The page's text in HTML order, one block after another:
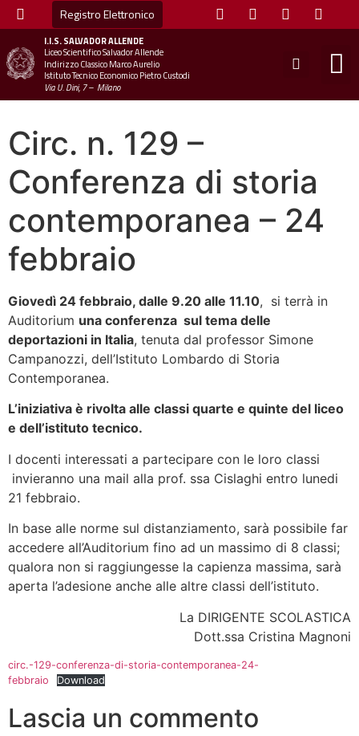
Registro Elettronico
I.I.S.SALVADOR ALLENDE
Liceo Scientifico Salvador Allende
Indirizzo Classico Marco Aurelio
Istituto Tecnico Economico Pietro Custodi
Via U. Dini, 7 – Milano
Circ. n. 129 –
Conferenza di storia
contemporanea – 24
febbraio
Giovedì 24 febbraio, dalle 9.20 alle 11.10, si terrà in
Auditorium una conferenza sul tema delle
deportazioni in Italia, tenuta dal professor Simone
Campanozzi, dell’Istituto Lombardo di Storia
Contemporanea.
L’iniziativa è rivolta alle classi quarte e quinte del liceo
e dell’istituto tecnico.
I docenti interessati a partecipare con le loro classi
invieranno una mail alla prof. ssa Cislaghi entro lunedi
21 febbraio.
In base alle norme sul distanziamento, sarà possibile far
accedere all’Auditorium fino ad un massimo di 8 classi;
qualora non si raggiungesse la capienza massima, sarà
aperta l’adesione anche alle altre classi dell’istituto.
La DIRIGENTE SCOLASTICA
Dott.ssa Cristina Magnoni
circ.-129-conferenza-di-storia-contemporanea-24-
febbraio
Download
Lascia un commento